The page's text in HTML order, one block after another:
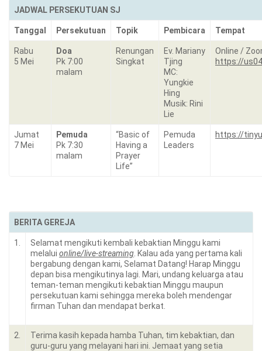
JADWAL PERSEKUTUAN SJ
Tanggal Persekutuan Topik Pembicara Tempat
Rabu
5 Mei
Doa
Pk 7:00
malam
Renungan
Singkat
Ev. Mariany
Tjing
MC:
Yungkie
Hing
Musik: Rini
Lie
Online /
https://
Jumat
7 Mei
Pemuda
Pk 7:30
malam
“Basic of
Having a
Prayer
Life”
Pemuda
Leaders
https://
BERITA GEREJA
1.
Selamat mengikuti kembali kebaktian Minggu kami
melalui online/live-streaming . Kalau ada yang pertama kali
bergabung dengan kami, Selamat Datang! Harap Minggu
depan bisa mengikutinya lagi. Mari, undang keluarga atau
teman-teman mengikuti kebaktian Minggu maupun
persekutuan kami sehingga mereka boleh mendengar
firman Tuhan dan mendapat berkat.
2.
Terima kasih kepada hamba Tuhan, tim kebaktian, dan
guru-guru yang melayani hari ini. Jemaat yang setia